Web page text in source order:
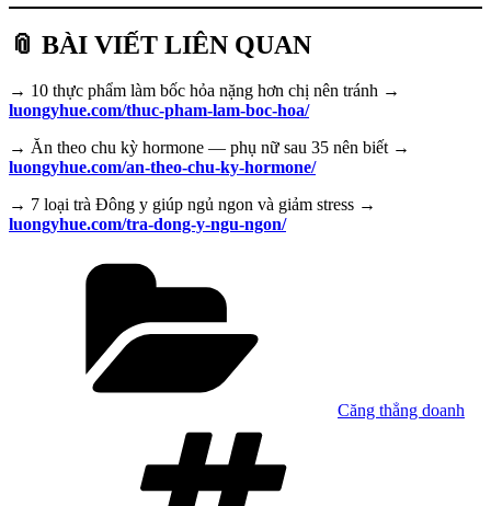
📎 BÀI VIẾT LIÊN QUAN
→ 10 thực phẩm làm bốc hỏa nặng hơn chị nên tránh →
luongyhue.com/thuc-pham-lam-boc-hoa/
→ Ăn theo chu kỳ hormone — phụ nữ sau 35 nên biết →
luongyhue.com/an-theo-chu-ky-hormone/
→ 7 loại trà Đông y giúp ngủ ngon và giảm stress →
luongyhue.com/tra-dong-y-ngu-ngon/
Căng thẳng doanh